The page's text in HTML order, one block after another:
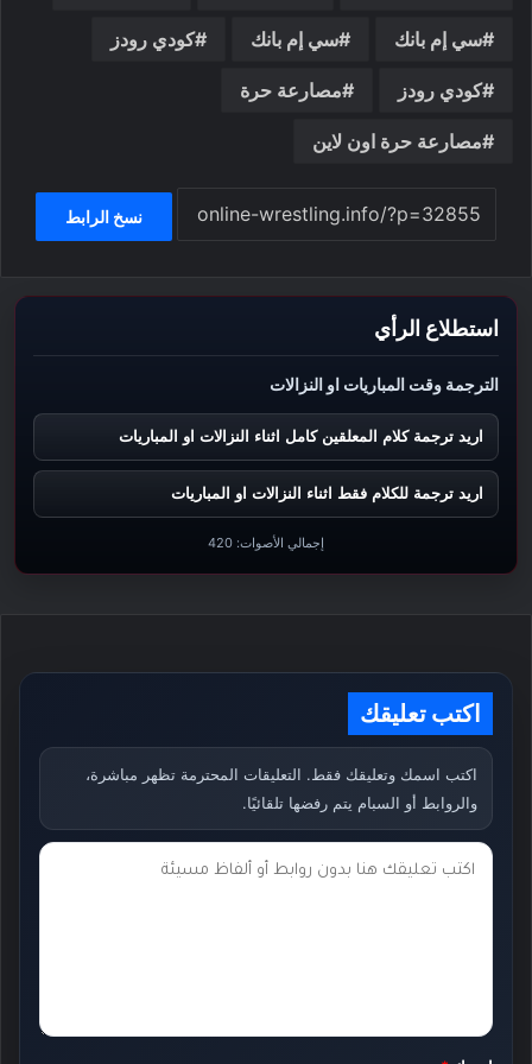
سي إم بانك سي إم بانك كودي رودز
كودي رودز مصارعة حرة
مصارعة حرة اون لاين
نسخ الرابط
استطلاع الرأي
الترجمة وقت المباريات او النزالات
اريد ترجمة كلام المعلقين كامل اثناء النزالات او المباريات
اريد ترجمة للكلام فقط اثناء النزالات او المباريات
إجمالي الأصوات: 420
اكتب تعليقك
اكتب اسمك وتعليقك فقط. التعليقات المحترمة تظهر مباشرة،
والروابط أو السبام يتم رفضها تلقائيًا.
ت
ك